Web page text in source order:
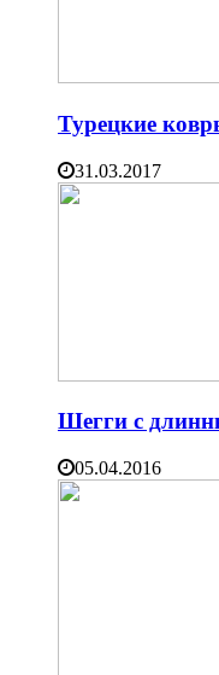
Турецкие
31.03.2017
Шегги с
05.04.2016